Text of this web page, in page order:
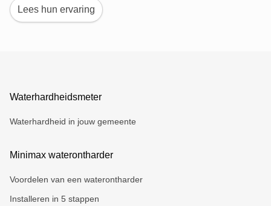
Lees hun ervaring
Waterhardheidsmeter
Waterhardheid in jouw gemeente
Minimax waterontharder
Voordelen van een waterontharder
Installeren in 5 stappen